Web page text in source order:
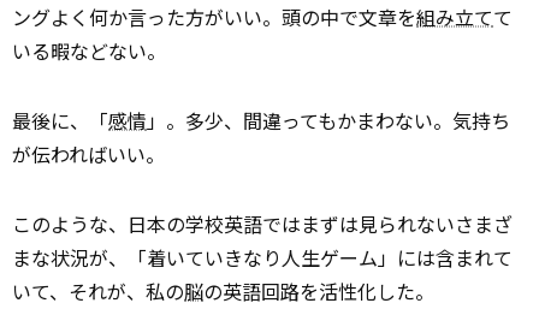
ングよく何か言った方がいい。頭の中で文章を組み立てて
いる暇などない。
最後に、「感情」。多少、間違ってもかまわない。気持ち
が伝わればいい。
このような、日本の学校英語ではまずは見られないさまざ
まな状況が、「着いていきなり人生ゲーム」には含まれて
いて、それが、私の脳の英語回路を活性化した。